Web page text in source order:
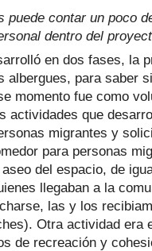
puede contar un poco
dentro del
en dos fases, la
albergues, para saber
momento fue como
actividades que
migrantes y
para personas
del espacio, de
llegaban a la
las y los
Otra actividad era
de recreación y